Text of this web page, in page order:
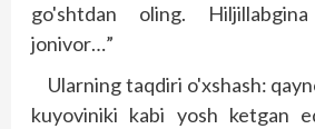
go'shtdan oling.
jonivor…”
Ularning taqdiri o'xshash:
kuyoviniki kabi yosh ketgan